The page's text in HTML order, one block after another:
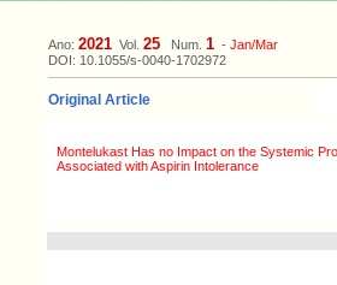
Ano: 2021 Vol. 25 Num. 1 - Jan/Mar
DOI: 10.1055/s-0040-1702972
Original Article
Montelukast Has no Impact on the Systemic
Associated with Aspirin Intolerance